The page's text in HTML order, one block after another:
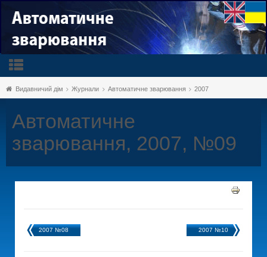
Видавничий дім Журнали Автоматичне зварювання 2007
Автоматичне
зварювання, 2007, №09
2007 №08 2007 №10